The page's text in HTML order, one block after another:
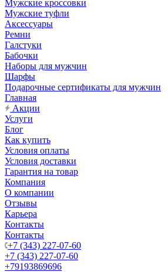
Мужские кроссовки
Мужские туфли
Аксессуары
Ремни
Галстуки
Бабочки
Наборы для мужчин
Шарфы
Подарочные сертификаты для мужчин
Главная
Акции
Услуги
Блог
Как купить
Условия оплаты
Условия доставки
Гарантия на товар
Компания
О компании
Отзывы
Карьера
Контакты
Контакты
+7 (343) 227-07-60
+7 (343) 227-07-60
+79193869696